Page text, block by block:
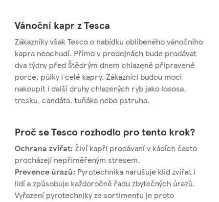
Vánoční kapr z Tesca
Zákazníky však Tesco o nabídku oblíbeného vánočního
kapra neochudí. Přímo v prodejnách bude prodávat
dva týdny před Štědrým dnem chlazené připravené
porce, půlky i celé kapry. Zákazníci budou moci
nakoupit i další druhy chlazených ryb jako lososa,
tresku, candáta, tuňáka nebo pstruha.
Proč se Tesco rozhodlo pro tento krok?
Ochrana zvířat: Živí kapři prodávaní v kádích často
procházejí nepřiměřeným stresem.
Prevence úrazů: Pyrotechnika narušuje klid zvířat i
lidí a způsobuje každoročně řadu zbytečných úrazů.
Vyřazení pyrotechniky ze sortimentu je proto